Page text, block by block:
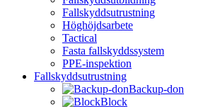
Fallskyddsutrustning
Höghöjdsarbete
Tactical
Fasta fallskyddssystem
PPE-inspektion
Fallskyddsutrustning
Backup-don
Block